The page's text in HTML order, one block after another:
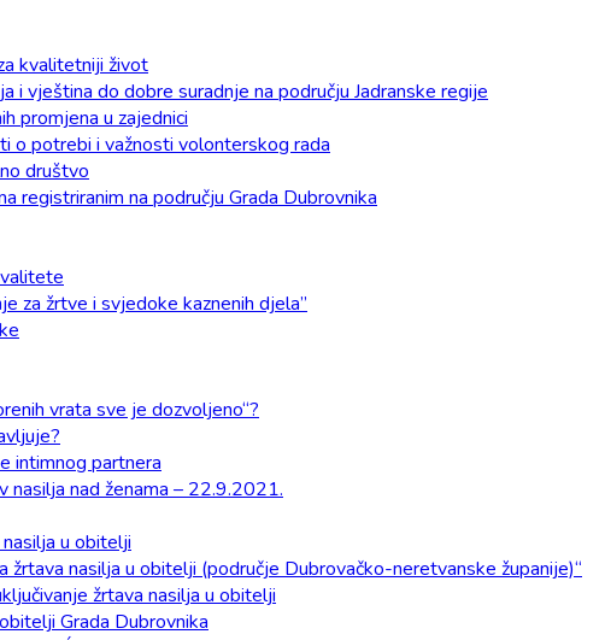
kvalitetniji život
i vještina do dobre suradnje na području Jadranske regije
promjena u zajednici
o potrebi i važnosti volonterskog rada
društvo
registriranim na području Grada Dubrovnika
za žrtve i svjedoke kaznenih djela”
vrata sve je dozvoljeno“?
intimnog partnera
nasilja nad ženama – 22.9.2021.
u obitelji
žrtava nasilja u obitelji (područje Dubrovačko-neretvanske županije)“
žrtava nasilja u obitelji
Grada Dubrovnika